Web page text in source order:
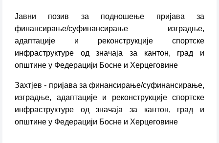
Jавни позив за подношење пријава за
финансирање/суфинансирање изградње,
адаптације и реконструкције спортске
инфраструктуре од значаја за кантон, град и
општине у Федерацији Босне и Херцеговине
Захтјев - пријава за финансирање/суфинансирање,
изградње, адаптације и реконструкције спортске
инфраструктуре од значаја за кантон, град и
општине у Федерацији Босне и Херцеговине